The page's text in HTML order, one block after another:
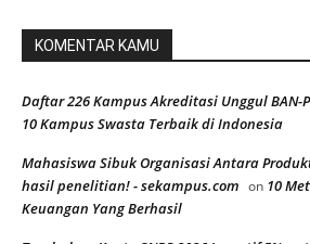
KOMENTAR KAMU
Daftar 226 Kampus Akreditasi Unggul BAN-
10 Kampus Swasta Terbaik di Indonesia
Mahasiswa Sibuk Organisasi Antara
hasil penelitian! - sekampus.com on 10
Keuangan Yang Berhasil